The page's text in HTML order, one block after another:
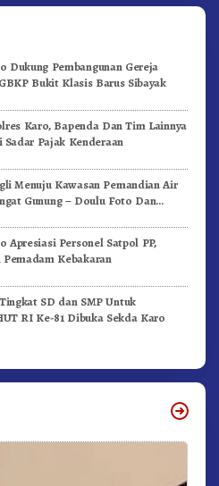
Dukung Pembangunan Gereja
Bukit Klasis Barus Sibayak
Karo, Bapenda Dan Tim Lainnya
Sadar Pajak Kenderaan
Menuju Kawasan Pemandian Air
Gunung – Doulu Foto Dan
Apresiasi Personel Satpol PP,
Pemadam Kebakaran
SD dan SMP Untuk
RI Ke-81 Dibuka Sekda Karo